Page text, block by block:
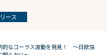
ース
なコーラス波動を発見！
～日欧協